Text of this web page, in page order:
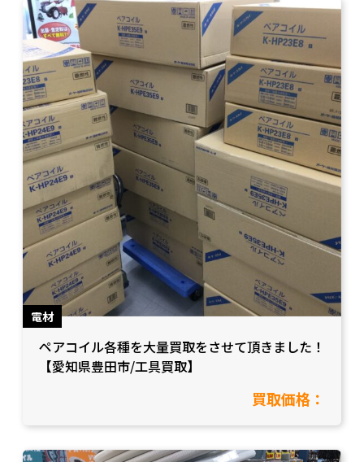
電材
ペアコイル各種を大量買取をさせて頂きました！
【愛知県豊田市/工具買取】
買取価格：